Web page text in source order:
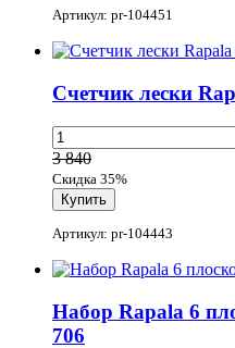
Артикул: pr-104451
Счетчик лески
3 840
Скидка 35%
Артикул: pr-104443
Набор Rapala 6
706